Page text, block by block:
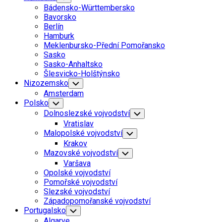
Child
Menu
Bádensko-Württembersko
Bavorsko
Berlín
Hamburk
Meklenbursko-Přední Pomořansko
Sasko
Sasko-Anhaltsko
Šlesvicko-Holštýnsko
Nizozemsko Toggle
Child
Menu
Amsterdam
Polsko Toggle
Child
Menu
Dolnoslezské vojvodství Toggle
Child
Menu
Vratislav
Malopolské vojvodství Toggle
Child
Menu
Krakov
Mazovské vojvodství Toggle
Child
Varšava
Opolské vojvodství
Pomořské vojvodství
Slezské vojvodství
Západopomořanské vojvodství
Portugalsko Toggle
Child